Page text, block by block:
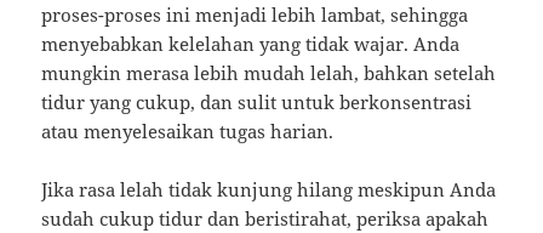
proses-proses ini menjadi lebih lambat, sehingga
menyebabkan kelelahan yang tidak wajar. Anda
mungkin merasa lebih mudah lelah, bahkan setelah
tidur yang cukup, dan sulit untuk berkonsentrasi
atau menyelesaikan tugas harian.
Jika rasa lelah tidak kunjung hilang meskipun Anda
sudah cukup tidur dan beristirahat, periksa apakah